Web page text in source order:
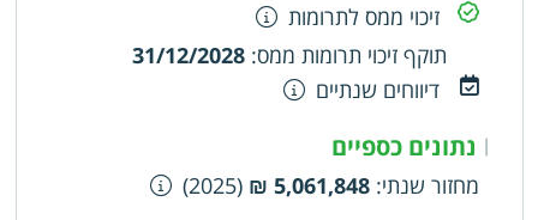
זיכוי ממס לתרומות
תוקף זיכוי תרומות ממס:
31/12/2028
דיווחים שנתיים
| נתונים כספיים
מחזור שנתי:
5,061,848 ₪
(2025)